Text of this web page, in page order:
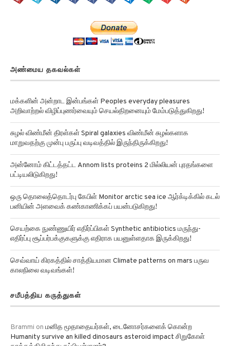
அண்மைய தகவல்கள்
மக்களின் அன்றாட இன்பங்கள் Peoples everyday pleasures
அறிவாற்றல் விழிப்புணர்வையும் செயல்திறனையும் மேம்படுத்துகிறது!
சுழல் விண்மீன் திரள்கள் Spiral galaxies விண்மீன் சுழல்களாக
மாறுவதற்கு முன்பு பருப்பு வடிவத்தில் இருந்திருக்கிறது!
அன்னோம் கிட்டத்தட்ட Annom lists proteins 2 மில்லியன் புரதங்களை
பட்டியலிடுகிறது!
ஒரு தொலைத்தொடர்பு கேபிள் Monitor arctic sea ice ஆர்க்டிக்கில் கடல்
பனியின் அளவைக் கண்காணிக்கப் பயன்படுகிறது!
செயற்கை நுண்ணுயிர் எதிர்ப்பிகள் Synthetic antibiotics மருந்து-
எதிர்ப்பு சூப்பர்பக்குகளுக்கு எதிராக பயனுள்ளதாக இருக்கிறது!
செவ்வாய் கிரகத்தில் சாத்தியமான Climate patterns on mars பருவ
சமீபத்திய கருத்துகள்
Brammionமனித மூதாதையர்கள், டைனோசர்களைக் கொன்ற